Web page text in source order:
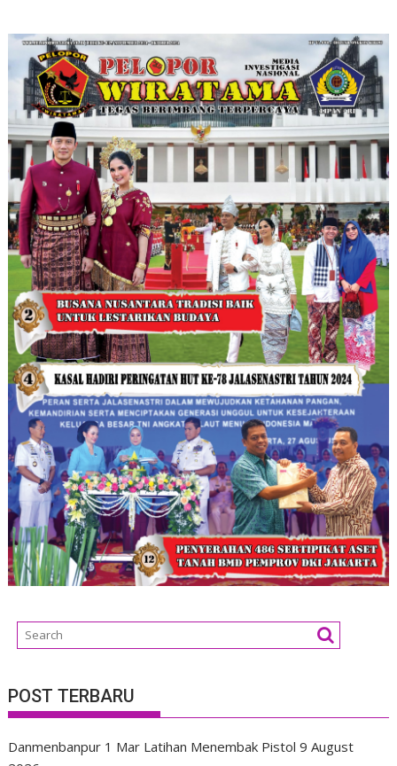
POST TERBARU
Danmenbanpur 1 Mar Latihan Menembak Pistol 9 August